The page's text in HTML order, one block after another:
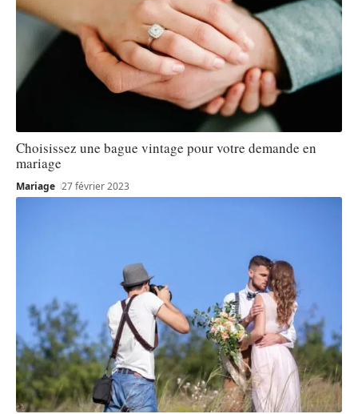
Choisissez une bague vintage pour votre demande en
mariage
Mariage 27 février 2023